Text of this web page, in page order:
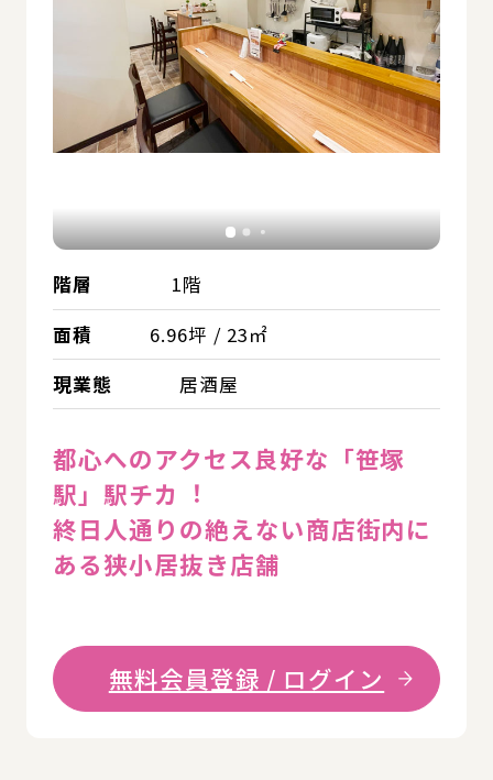
階層
1階
面積
6.96坪 / 23㎡
現業態
居酒屋
都心へのアクセス良好な「笹塚
駅」駅チカ︕
終日⼈通りの絶えない商店街内に
ある狭小居抜き店舗
無料会員登録 / ログイン